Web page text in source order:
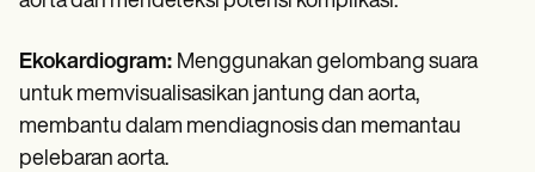
Ekokardiogram: Menggunakan gelombang suara
untuk memvisualisasikan jantung dan aorta,
membantu dalam mendiagnosis dan memantau
pelebaran aorta.